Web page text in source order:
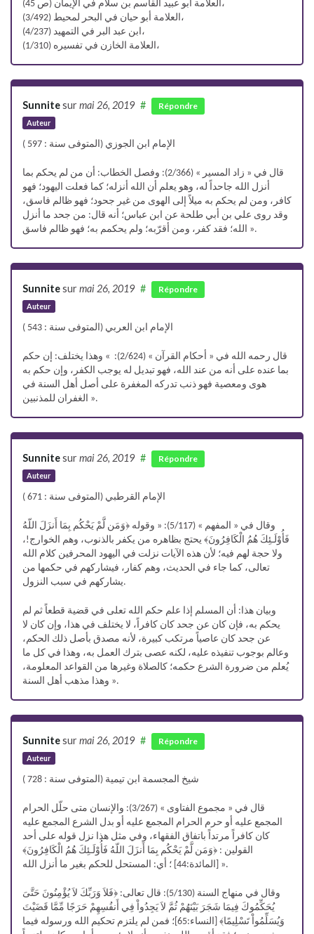
العلامة أبو عبيد القاسم بن سلام في الإيمان (ص 45)،
العلامة أبو حيان في البحر لمحيط (3/492)،
ابن عبد البر في التمهيد (4/237)،
العلامة الخازن في تفسيره (1/310)،
Sunnitesur mai 26, 2019
Auteur
# Répondre
الإمام ابن الجوزي (المتوفى سنة : 597 )
قال في « زاد المسير » (2/366): وفصل الخطاب: أن من لم يحكم بما
أنزل الله جاحداً له، وهو يعلم أن الله أنزله؛ كما فعلت اليهود؛ فهو
كافر، ومن لم يحكم به ميلاً إلى الهوى من غير جحود؛ فهو ظالم فاسق،
وقد روى علي بن أبي طلحة عن ابن عباس؛ أنه قال: من جحد ما أنزل
الله؛ فقد كفر، ومن أقرّبه؛ ولم يحكمم به؛ فهو ظالم فاسق ».
Sunnitesur mai 26, 2019
Auteur
# Répondre
الإمام ابن العربي (المتوفى سنة : 543 )
قال رحمه الله في « أحكام القرآن » (2/624): » وهذا يختلف: إن حكم
بما عنده على أنه من عند الله، فهو تبديل له يوجب الكفر، وإن حكم به
هوى ومعصية فهو ذنب تدركه المغفرة على أصل أهل السنة في
الغفران للمذنبين ».
Sunnitesur mai 26, 2019
Auteur
# Répondre
الإمام القرطبي (المتوفى سنة : 671 )
وقال في « المفهم » (5/117): « وقوله ﴿وَمَن لَّمْ يَحْكُم بِمَا أَنزَلَ اللّهُ
فَأُوْلَـئِكَ هُمُ الْكَافِرُونَ﴾ يحتج بظاهره من يكفر بالذنوب، وهم الخوارج!،
ولا حجة لهم فيه؛ لأن هذه الآيات نزلت في اليهود المحرفين كلام الله
تعالى، كما جاء في الحديث، وهم كفار، فيشاركهم في حكمها من
يشاركهم في سبب النزول.
وبيان هذا: أن المسلم إذا علم حكم الله تعلى في قضية قطعاً ثم لم
يحكم به، فإن كان عن جحد كان كافراً، لا يختلف في هذا، وإن كان لا
عن جحد كان عاصياً مرتكب كبيرة، لأنه مصدق بأصل ذلك الحكم،
وعالم بوجوب تنفيذه عليه، لكنه عصى بترك العمل به، وهذا في كل ما
يُعلم من ضرورة الشرع حكمه؛ كالصلاة وغيرها من القواعد المعلومة،
وهذا مذهب أهل السنة ».
Sunnitesur mai 26, 2019
Auteur
# Répondre
شيخ المجسمة ابن تيمية (المتوفى سنة : 728 )
قال في « مجموع الفتاوى » (3/267): والإنسان متى حلّل الحرام
المجمع عليه أو حرم الحرام المجمع عليه أو بدل الشرع المجمع عليه
كان كافراً مرتداً باتفاق الفقهاء، وفي مثل هذا نزل قوله على أحد
القولين : ﴿وَمَن لَّمْ يَحْكُم بِمَا أَنزَلَ اللّهُ فَأُوْلَـئِكَ هُمُ الْكَافِرُونَ﴾
[المائدة:44] ؛ أي: المستحل للحكم بغير ما أنزل الله ».
وقال في منهاج السنة (5/130): قال تعالى: ﴿فَلاَ وَرَبِّكَ لاَ يُؤْمِنُونَ حَتَّىَ
يُحَكِّمُوكَ فِيمَا شَجَرَ بَيْنَهُمْ ثُمَّ لاَ يَجِدُواْ فِي أَنفُسِهِمْ حَرَجًا مِّمَّا قَضَيْتَ
وَيُسَلِّمُواْ تَسْلِيمًا﴾ [النساء:65]؛ فمن لم يلتزم تحكيم الله ورسوله فيما